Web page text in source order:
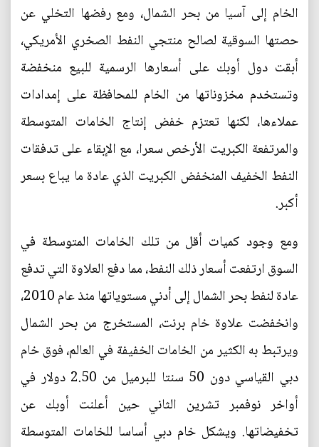
الخام إلى آسيا من بحر الشمال، ومع رفضها التخلي عن
حصتها السوقية لصالح منتجي النفط الصخري الأمريكي،
أبقت دول أوبك على أسعارها الرسمية للبيع منخفضة
وتستخدم مخزوناتها من الخام للمحافظة على إمدادات
عملاءها، لكنها تعتزم خفض إنتاج الخامات المتوسطة
والمرتفعة الكبريت الأرخص سعرا، مع الإبقاء على تدفقات
النفط الخفيف المنخفض الكبريت الذي عادة ما يباع بسعر
أكبر.
ومع وجود كميات أقل من تلك الخامات المتوسطة في
السوق ارتفعت أسعار ذلك النفط، مما دفع العلاوة التي تدفع
عادة لنفط بحر الشمال إلى أدني مستوياتها منذ عام 2010،
وانخفضت علاوة خام برنت، المستخرج من بحر الشمال
ويرتبط به الكثير من الخامات الخفيفة في العالم، فوق خام
دبي القياسي دون 50 سنتا للبرميل من 2.50 دولار في
أواخر نوفمبر تشرين الثاني حين أعلنت أوبك عن
تخفيضاتها. ويشكل خام دبي أساسا للخامات المتوسطة